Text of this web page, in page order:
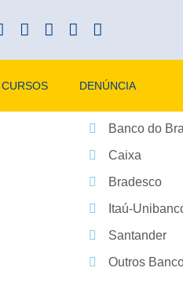
CURSOS DENÚNCIA
Banco do
Caixa
Bradesco
Itaú-
Santander
Outros